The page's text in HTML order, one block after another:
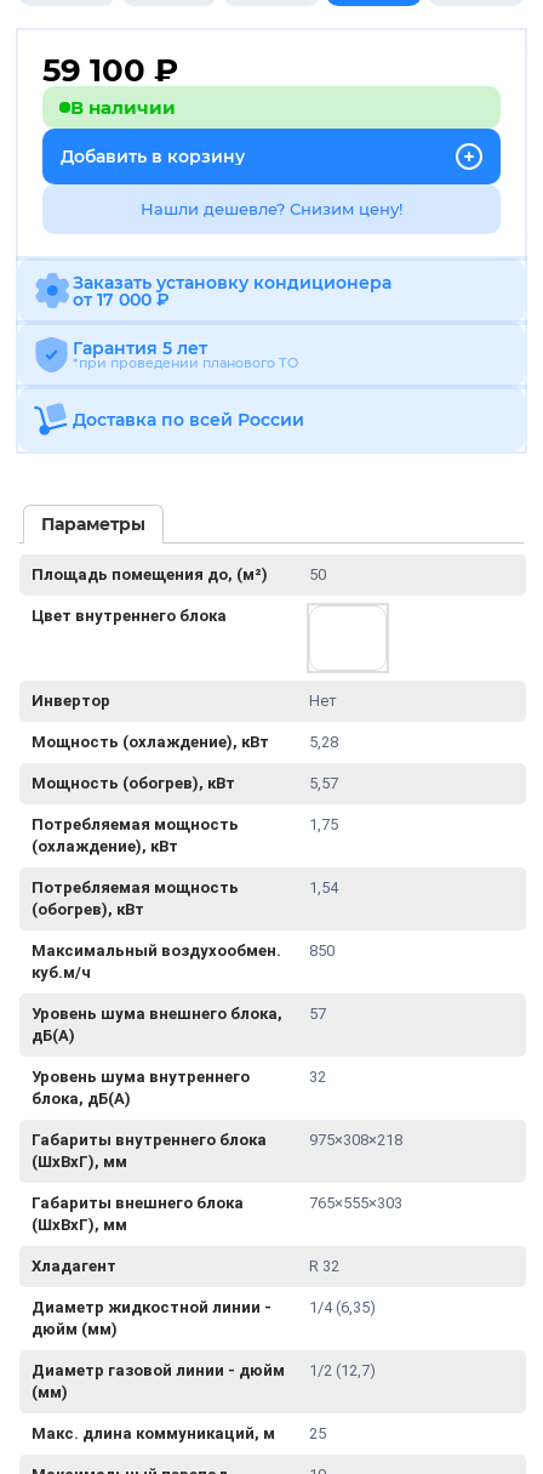
59 100 ₽
В наличии
Добавить в корзину
Нашли дешевле? Снизим цену!
Заказать установку кондиционера
от 17 000 ₽
Гарантия 5 лет
*при проведении планового ТО
Доставка по всей России
Параметры
Площадь помещения до, (м²) 50
Цвет внутреннего блока
Инвертор Нет
Мощность (охлаждение), кВт 5,28
Мощность (обогрев), кВт 5,57
Потребляемая мощность
(охлаждение), кВт
1,75
Потребляемая мощность
(обогрев), кВт
1,54
Максимальный воздухообмен.
куб.м/ч
850
Уровень шума внешнего блока,
дБ(А)
57
Уровень шума внутреннего
блока, дБ(А)
32
Габариты внутреннего блока
(ШхВхГ), мм
975×308×218
Габариты внешнего блока
(ШхВхГ), мм
765×555×303
Хладагент R 32
Диаметр жидкостной линии -
дюйм (мм)
1/4 (6,35)
Диаметр газовой линии - дюйм
(мм)
1/2 (12,7)
Макс. длина коммуникаций, м 25